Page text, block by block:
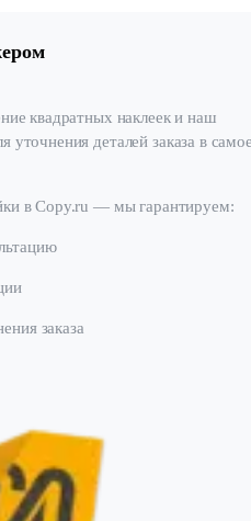
квадратных наклеек и наш
уточнения деталей заказа в
в Copy.ru — мы гарантируем:
заказа